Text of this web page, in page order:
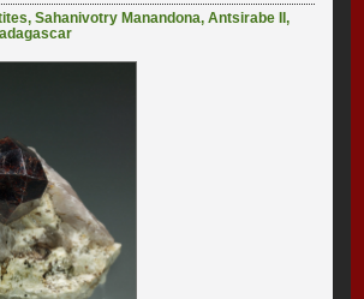
,Sahanivotry Manandona,Antsirabe II,